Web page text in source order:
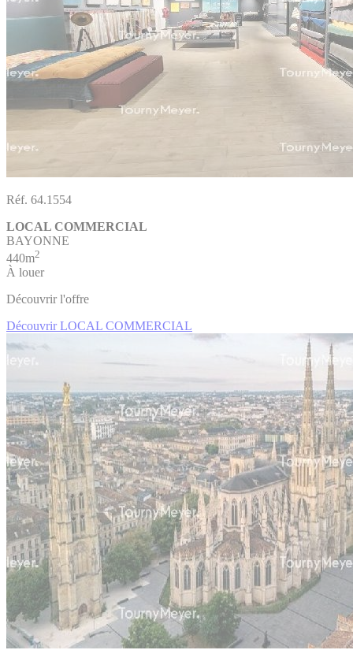
Réf. 64.1554
LOCAL COMMERCIAL
BAYONNE
440m2
À louer
Découvrir l'offre
Découvrir LOCAL COMMERCIAL